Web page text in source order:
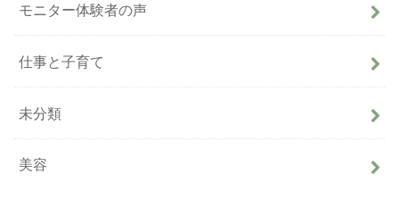
モニター体験者の声
仕事と子育て
未分類
美容